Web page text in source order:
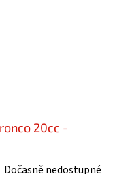
20cc -
Dočasně nedostupné